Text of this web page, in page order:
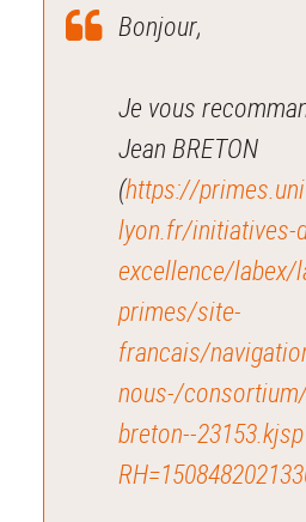
Bonjour,
Je vous
Jean BRETON
(https://
lyon.fr/initiatives-
excellence/labex/
primes/site-
francais/
nous-/
breton--